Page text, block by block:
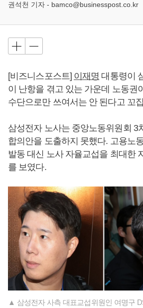
권석천 기자 - bamco@businesspost.co.kr
[비즈니스포스트] 이재명 대통령이
이 난항을 겪고 있는 가운데 노동권
수단으로만 쓰여서는 안 된다고 꼬
삼성전자 노사는 중앙노동위원회 3
합의안을 도출하지 못했다. 고용노
발동 대신 노사 자율교섭을 최대한
를 보였다.
▲ 삼성전자 사측 대표교섭위원인 여명구